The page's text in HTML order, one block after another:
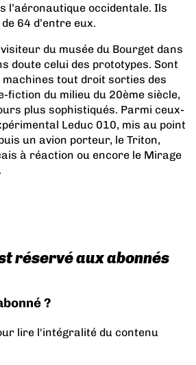
l’aéronautique occidentale. Ils
64 d’entre eux.
du musée du Bourget dans
doute celui des prototypes. Sont
machines tout droit sorties des
fiction du milieu du 20ème siècle,
plus sophistiqués. Parmi ceux-
Leduc 010, mis au point
un avion porteur, le Triton,
à réaction ou encore le Mirage
réservé aux abonnés
?
lire l'intégralité du contenu